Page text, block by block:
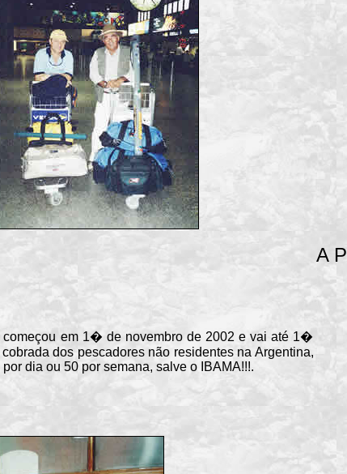
A
em 1� de novembro de 2002 e vai até 1�
dos pescadores não residentes na Argentina,
dia ou 50 por semana, salve o IBAMA!!!.